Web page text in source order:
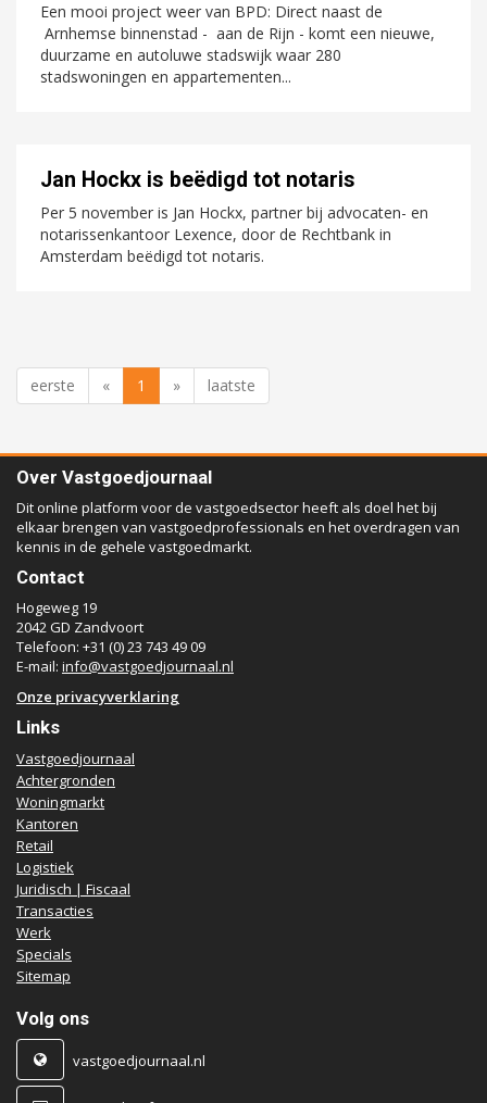
Een mooi project weer van BPD: Direct naast de
Arnhemse binnenstad - aan de Rijn - komt een nieuwe,
duurzame en autoluwe stadswijk waar 280
stadswoningen en appartementen...
Jan Hockx is beëdigd tot notaris
Per 5 november is Jan Hockx, partner bij advocaten- en
notarissenkantoor Lexence, door de Rechtbank in
Amsterdam beëdigd tot notaris.
eerste « 1 » laatste
Over Vastgoedjournaal
Dit online platform voor de vastgoedsector heeft als doel het bij
elkaar brengen van vastgoedprofessionals en het overdragen van
kennis in de gehele vastgoedmarkt.
Contact
Hogeweg 19
2042 GD Zandvoort
Telefoon: +31 (0) 23 743 49 09
E-mail: info@vastgoedjournaal.nl
Onze privacyverklaring
Links
Vastgoedjournaal
Achtergronden
Woningmarkt
Kantoren
Retail
Logistiek
Juridisch | Fiscaal
Transacties
Werk
Specials
Sitemap
Volg ons
vastgoedjournaal.nl